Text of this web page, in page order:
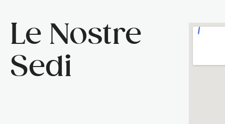
Le Nostre
Sedi